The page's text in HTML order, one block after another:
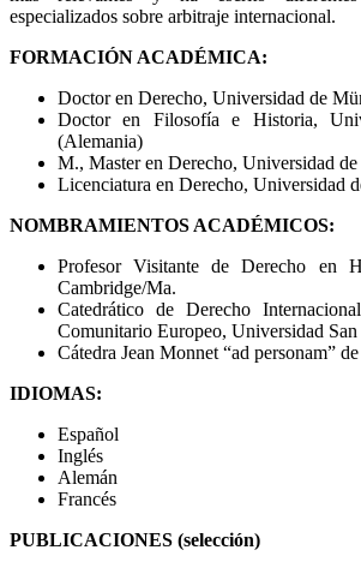
especializados sobre arbitraje internacional.
FORMACIÓN ACADÉMICA:
Doctor en Derecho, Universidad de
Doctor en Filosofía e Historia,
(Alemania)
M., Master en Derecho, Universidad
Licenciatura en Derecho, Universidad
NOMBRAMIENTOS ACADÉMICOS:
Profesor Visitante de Derecho en
Cambridge/Ma.
Catedrático de Derecho
Comunitario Europeo, Universidad
Cátedra Jean Monnet “ad personam”
IDIOMAS:
Español
Inglés
Alemán
Francés
PUBLICACIONES (selección)